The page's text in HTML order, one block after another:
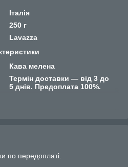
Італія
250 г
Lavazza
Кава мелена
Термін доставки — від 3 до
5 днів. Предоплата 100%.
по передоплаті.